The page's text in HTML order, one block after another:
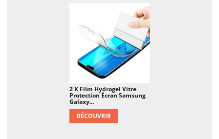
2 X Film Hydrogel Vitre
Protection Écran Samsung
Galaxy...
DÉCOUVRIR